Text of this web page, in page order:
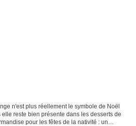
n'est plus réellement le symbole de Noël
reste bien présente dans les desserts de
pour les fêtes de la nativité : un